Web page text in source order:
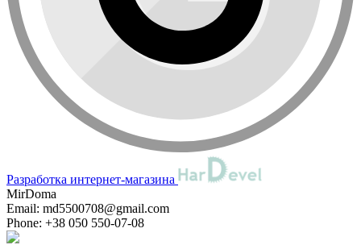
Разработка интернет-магазина
MirDoma
Email: md5500708@gmail.com
Phone: +38 050 550-07-08